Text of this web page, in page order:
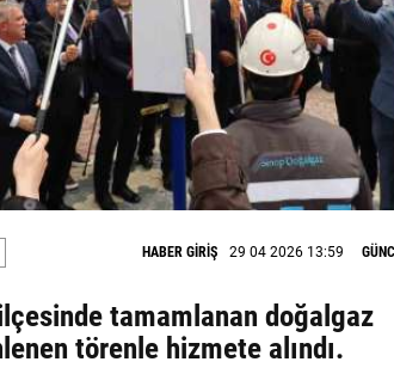
HABER GİRİŞ 29 04 2026 13:59
tamamlanan doğalgaz
törenle hizmete alındı.